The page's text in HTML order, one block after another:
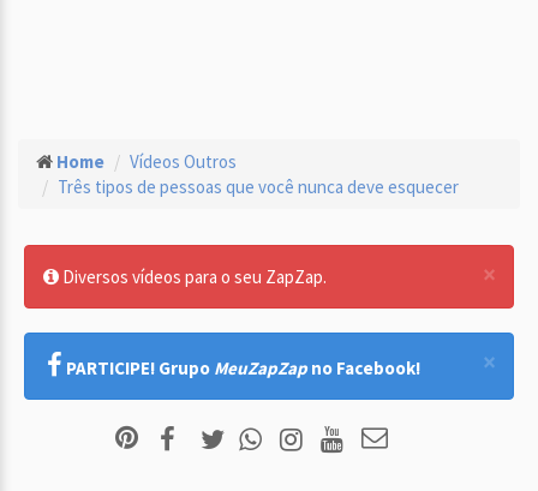
Home
Vídeos Outros
Três tipos de pessoas que você nunca deve esquecer
×
Diversos vídeos para o seu ZapZap.
×
PARTICIPE! Grupo MeuZapZap no Facebook!